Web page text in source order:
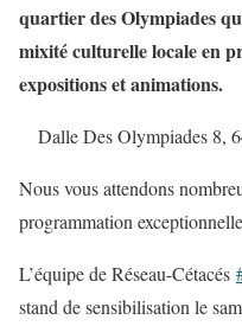
quartier des Olympiades
mixité culturelle locale en
expositions et animations.
Dalle Des Olympiades 8,
Nous vous attendons
programmation
L’équipe de Réseau-Cétacés
stand de sensibilisation le